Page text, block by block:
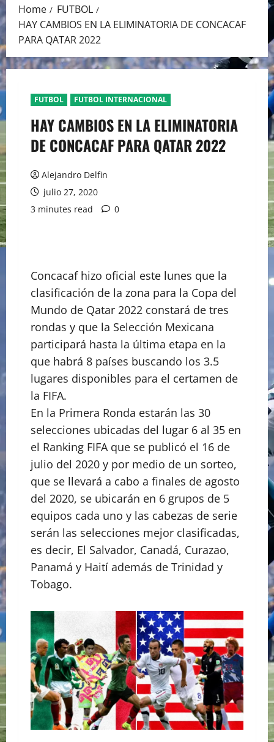
Home
FUTBOL
HAY CAMBIOS EN LA ELIMINATORIA DE CONCACAF
PARA QATAR 2022
FUTBOL FUTBOL INTERNACIONAL
HAY CAMBIOS EN LA ELIMINATORIA
DE CONCACAF PARA QATAR 2022
Alejandro Delfin
julio 27, 2020
3 minutes read
0
Concacaf hizo oficial este lunes que la
clasificación de la zona para la Copa del
Mundo de Qatar 2022 constará de tres
rondas y que la Selección Mexicana
participará hasta la última etapa en la
que habrá 8 países buscando los 3.5
lugares disponibles para el certamen de
la FIFA.
En la Primera Ronda estarán las 30
selecciones ubicadas del lugar 6 al 35 en
el Ranking FIFA que se publicó el 16 de
julio del 2020 y por medio de un sorteo,
que se llevará a cabo a finales de agosto
del 2020, se ubicarán en 6 grupos de 5
equipos cada uno y las cabezas de serie
serán las selecciones mejor clasificadas,
es decir, El Salvador, Canadá, Curazao,
Panamá y Haití además de Trinidad y
Tobago.